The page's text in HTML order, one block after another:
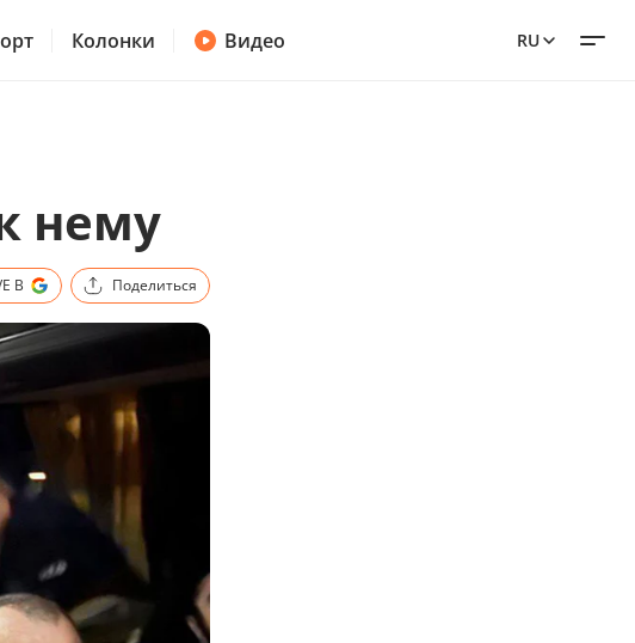
Колонки Видео RU
нему
В Поделиться